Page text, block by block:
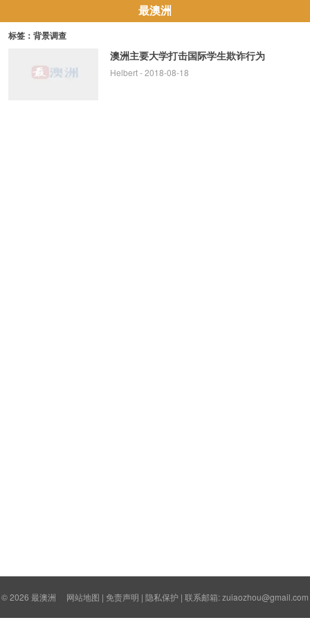
最澳洲
标签：背景调查
澳洲主要大学打击国际学生欺诈行为
Helbert- 2018-08-18
© 2026 最澳洲 网站地图 | 免责声明 | 隐私保护 | 联系邮箱: zuiaozhou@gmail.com